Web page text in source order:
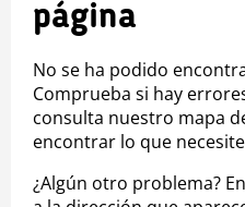
página
No se ha podido
Comprueba si hay
consulta nuestro mapa
encontrar lo que
¿Algún otro problema?